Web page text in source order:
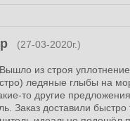
(27-03-2020г.)
из строя
ледяные глыбы на
то другие
Заказ доставили